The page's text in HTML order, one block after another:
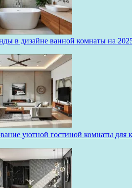
в дизайне ванной комнаты на
уютной гостиной комнаты